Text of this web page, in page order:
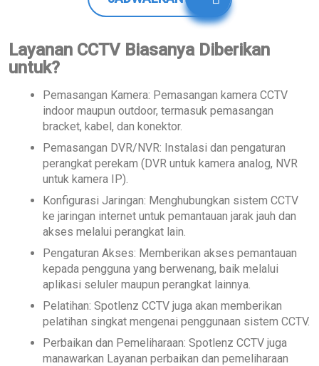
Layanan CCTV Biasanya Diberikan
untuk?
Pemasangan Kamera: Pemasangan kamera CCTV
indoor maupun outdoor, termasuk pemasangan
bracket, kabel, dan konektor.
Pemasangan DVR/NVR: Instalasi dan pengaturan
perangkat perekam (DVR untuk kamera analog, NVR
untuk kamera IP).
Konfigurasi Jaringan: Menghubungkan sistem CCTV
ke jaringan internet untuk pemantauan jarak jauh dan
akses melalui perangkat lain.
Pengaturan Akses: Memberikan akses pemantauan
kepada pengguna yang berwenang, baik melalui
aplikasi seluler maupun perangkat lainnya.
Pelatihan: Spotlenz CCTV juga akan memberikan
pelatihan singkat mengenai penggunaan sistem CCTV.
Perbaikan dan Pemeliharaan: Spotlenz CCTV juga
manawarkan Layanan perbaikan dan pemeliharaan